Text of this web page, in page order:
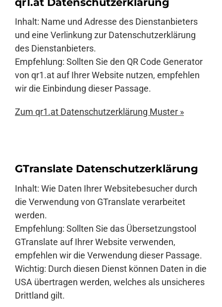
Inhalt: Name und Adresse des Dienstanbieters
und eine Verlinkung zur Datenschutzerklärung
des Dienstanbieters.
Empfehlung: Sollten Sie den QR Code Generator
von qr1.at auf Ihrer Website nutzen, empfehlen
wir die Einbindung dieser Passage.
Zum qr1.at Datenschutzerklärung Muster »
GTranslate Datenschutzerklärung
Inhalt: Wie Daten Ihrer Websitebesucher durch
die Verwendung von GTranslate verarbeitet
werden.
Empfehlung: Sollten Sie das Übersetzungstool
GTranslate auf Ihrer Website verwenden,
empfehlen wir die Verwendung dieser Passage.
Wichtig: Durch diesen Dienst können Daten in die
USA übertragen werden, welches als unsicheres
Drittland gilt.